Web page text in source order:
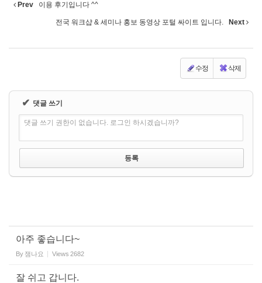
Prev 이용 후기입니다 ^^
전국 워크샵 & 세미나 홍보 동영상 포털 싸이트 입니다. Next
수정 삭제
✔ 댓글 쓰기
댓글 쓰기 권한이 없습니다. 로그인 하시겠습니까?
아주 좋습니다~
By 잼나요 Views 2682
잘 쉬고 갑니다.